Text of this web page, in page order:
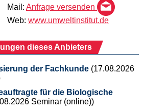
Mail: Anfrage versenden
Web: www.umweltinstitut.de
dieses Anbieters
der Fachkunde (17.08.2026
für die Biologische
Seminar (online))